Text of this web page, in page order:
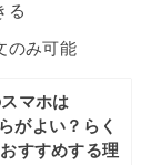
る
のみ可能
マホは
がよい？らく
すすめする理